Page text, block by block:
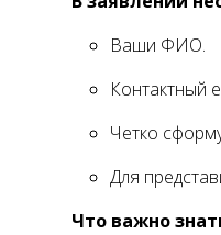
Ваши ФИО.
Контактный
Четко
Для
Что важно